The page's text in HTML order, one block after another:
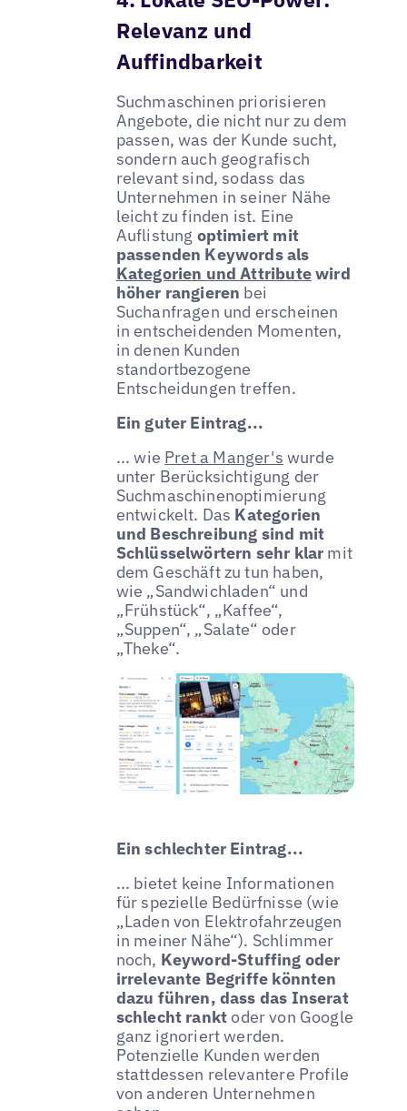
Relevanz und
Auffindbarkeit
Suchmaschinen priorisieren
Angebote, die nicht nur zu dem
passen, was der Kunde sucht,
sondern auch geografisch
relevant sind, sodass das
Unternehmen in seiner Nähe
leicht zu finden ist. Eine
Auflistung optimiert mit
passenden Keywords als
Kategorien und Attributewird
höher rangieren bei
Suchanfragen und erscheinen
in entscheidenden Momenten,
in denen Kunden
standortbezogene
Entscheidungen treffen.
Ein guter Eintrag...
... wie Pret a Manger's wurde
unter Berücksichtigung der
Suchmaschinenoptimierung
entwickelt. Das Kategorien
und Beschreibung sind mit
Schlüsselwörtern sehr klar mit
dem Geschäft zu tun haben,
wie „Sandwichladen“ und
„Frühstück“, „Kaffee“,
„Suppen“, „Salate“ oder
„Theke“.
Ein schlechter Eintrag...
... bietet keine Informationen
für spezielle Bedürfnisse (wie
„Laden von Elektrofahrzeugen
in meiner Nähe“). Schlimmer
noch, Keyword-Stuffing oder
irrelevante Begriffe könnten
dazu führen, dass das Inserat
schlecht rankt oder von Google
ganz ignoriert werden.
Potenzielle Kunden werden
stattdessen relevantere Profile
von anderen Unternehmen